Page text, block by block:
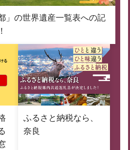
」の世界遺産一覧表への記
ふるさと納税なら、
奈良